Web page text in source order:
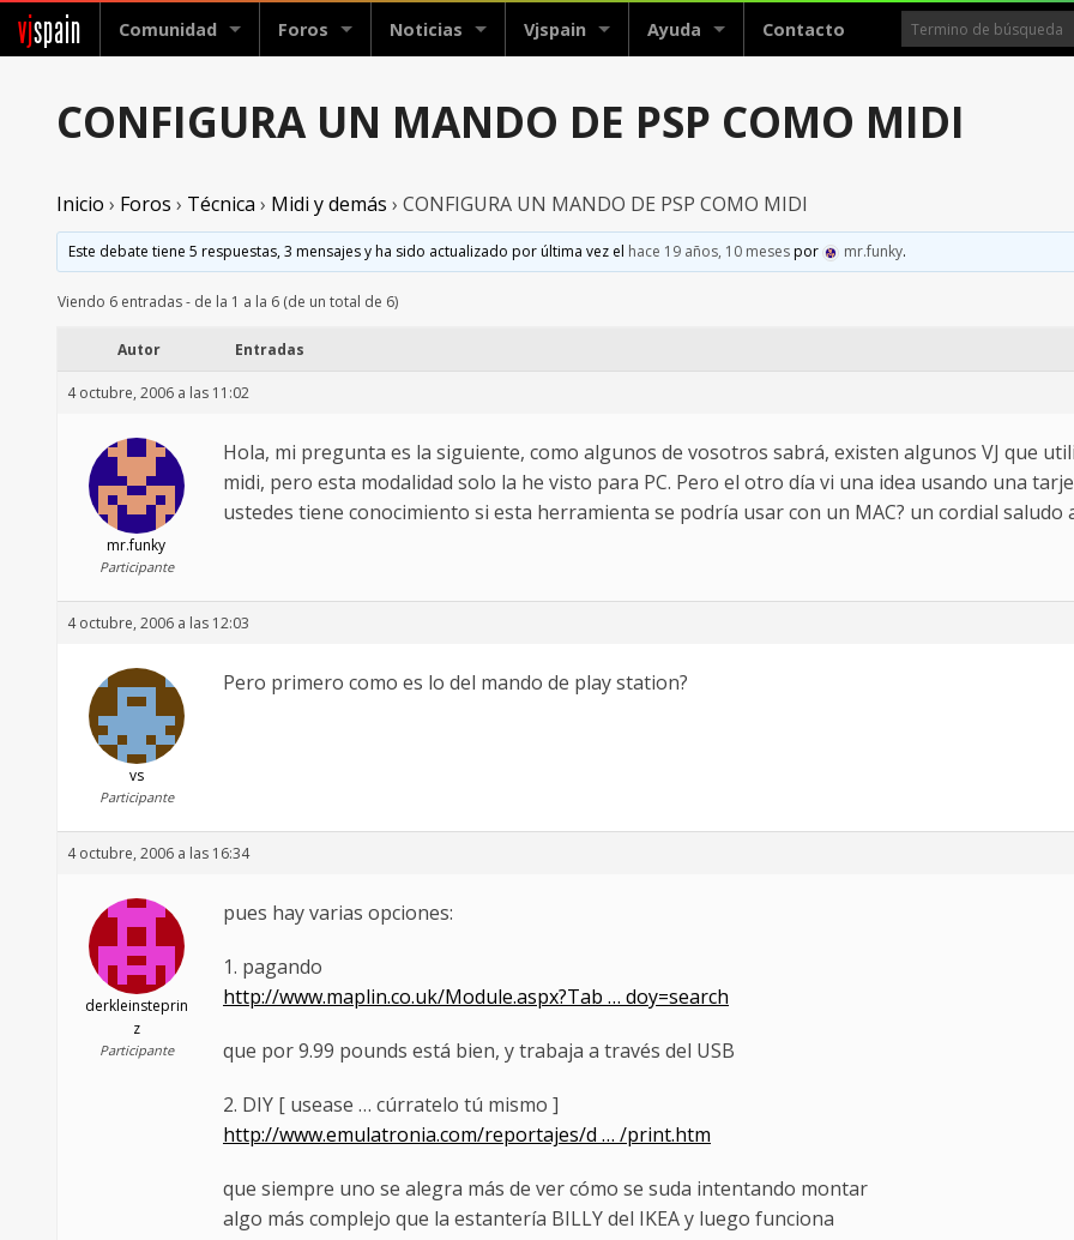
vjspain Comunidad Foros Noticias Vjspain Ayuda Contacto
CONFIGURA UN MANDO DE PSP COMO MIDI
Inicio › Foros › Técnica › Midi y demás › CONFIGURA UN MANDO DE PSP COMO MIDI
Este debate tiene 5 respuestas, 3 mensajes y ha sido actualizado por última vez el hace 19 años, 10 mesespor mr.funky.
Viendo 6 entradas - de la 1 a la 6 (de un total de 6)
Autor Entradas
4 octubre, 2006 a las 11:02
mr.funky
Participante
Hola, mi pregunta es la siguiente, como algunos de vosotros sabrá, existen algunos VJ que
midi, pero esta modalidad solo la he visto para PC. Pero el otro día vi una idea usando una
ustedes tiene conocimiento si esta herramienta se podría usar con un MAC? un cordial saludo
4 octubre, 2006 a las 12:03
vs
Participante
Pero primero como es lo del mando de play station?
4 octubre, 2006 a las 16:34
derkleinsteprin
z
Participante
pues hay varias opciones:
1. pagando
http://www.maplin.co.uk/Module.aspx?Tab … doy=search
que por 9.99 pounds está bien, y trabaja a través del USB
2. DIY [ usease … cúrratelo tú mismo ]
http://www.emulatronia.com/reportajes/d … /print.htm
que siempre uno se alegra más de ver cómo se suda intentando montar
algo más complejo que la estantería BILLY del IKEA y luego funciona